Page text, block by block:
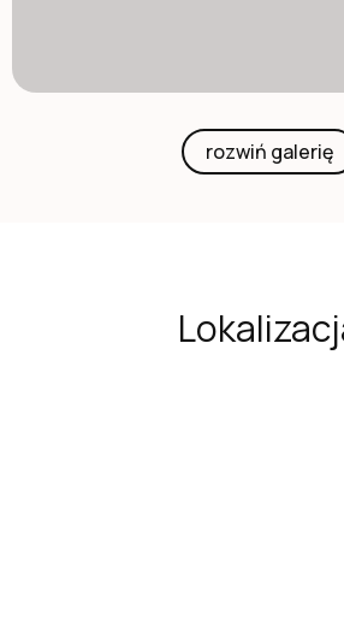
rozwiń galerię